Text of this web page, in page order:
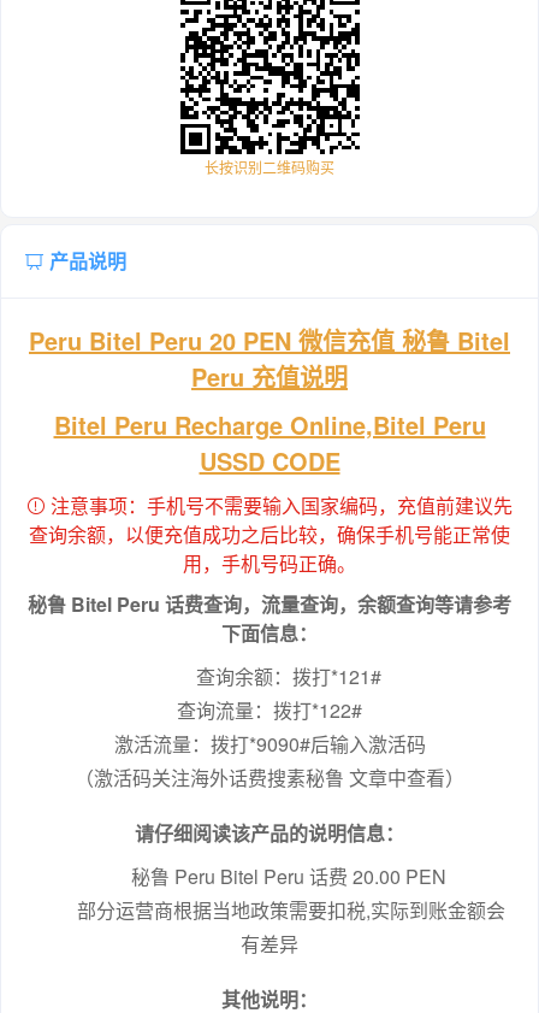
长按识别二维码购买
产品说明
Peru Bitel Peru 20 PEN 微信充值 秘鲁 Bitel
Peru 充值说明
Bitel Peru Recharge Online,Bitel Peru
USSD CODE
注意事项：手机号不需要输入国家编码，充值前建议先
查询余额，以便充值成功之后比较，确保手机号能正常使
用，手机号码正确。
秘鲁 Bitel Peru 话费查询，流量查询，余额查询等请参考
下面信息：
查询余额：拨打*121#
查询流量：拨打*122#
激活流量：拨打*9090#后输入激活码
（激活码关注海外话费搜素秘鲁 文章中查看）
请仔细阅读该产品的说明信息：
秘鲁 Peru Bitel Peru 话费 20.00 PEN
有差异
其他说明：